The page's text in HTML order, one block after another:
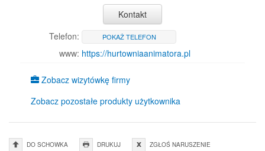
Kontakt
Telefon:
POKAŻ TELEFON
www: https://hurtowniaanimatora.pl
Zobacz wizytówkę firmy
Zobacz pozostałe produkty użytkownika
DO SCHOWKA DRUKUJ ZGŁOŚ NARUSZENIE